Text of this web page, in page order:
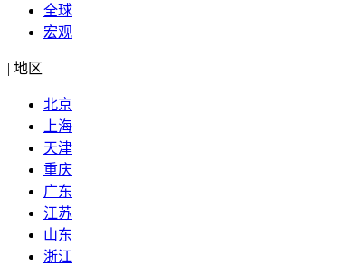
全球
宏观
| 地区
北京
上海
天津
重庆
广东
江苏
山东
浙江